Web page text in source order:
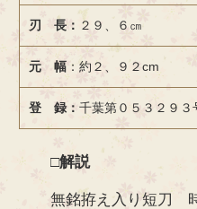
刃 長： ２９、６㎝
元 幅 ：約２、９２cm
登 録： 千葉第０５３２９３
□解説
無銘拵え入り短刀